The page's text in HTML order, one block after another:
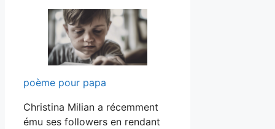
poème pour papa
Christina Milian a récemment
ému ses followers en rendant